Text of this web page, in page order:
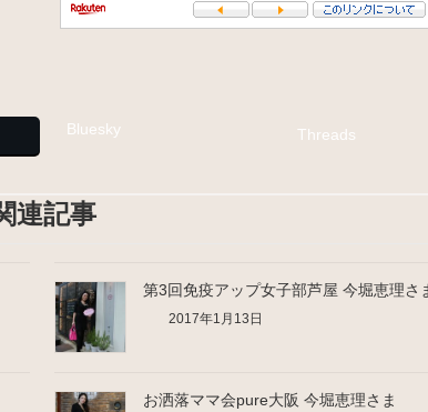
Bluesky Threads
連記事
第3回免疫アップ女子部芦屋 今堀恵理さ
2017年1月13日
お洒落ママ会pure大阪 今堀恵理さま